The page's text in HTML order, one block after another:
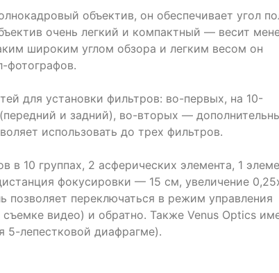
объектив, он обеспечивает угол
очень легкий и компактный — весит
широким углом обзора и легким весом он
фотографов.
для установки фильтров: во-первых, на 10-
и задний), во-вторых —
использовать до трех фильтров.
10 группах, 2 асферических элемента, 1
фокусировки — 15 см, увеличение
переключаться в режим управления
видео) и обратно. Также Venus Optics
5-лепестковой диафрагме).